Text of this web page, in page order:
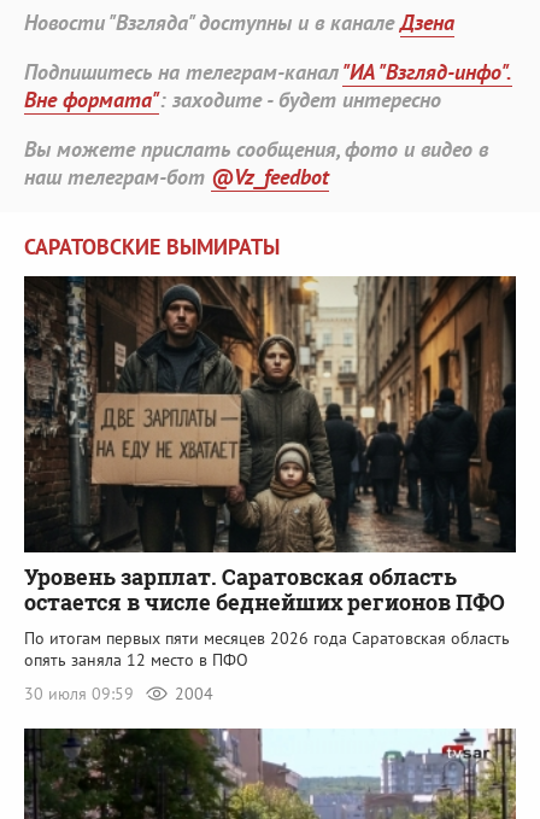
Новости "Взгляда" доступны и в каналеДзена
Подпишитесь на телеграм-канал"ИА "Взгляд-инфо".
Вне формата": заходите - будет интересно
Вы можете прислать сообщения, фото и видео в
наш телеграм-бот @Vz_feedbot
САРАТОВСКИЕ ВЫМИРАТЫ
Уровень зарплат. Саратовская область
остается в числе беднейших регионов ПФО
По итогам первых пяти месяцев 2026 года Саратовская область
опять заняла 12 место в ПФО
30 июля 09:59
2004